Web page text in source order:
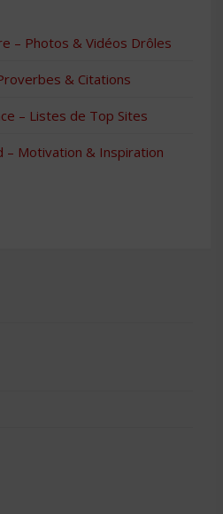
– Photos & Vidéos Drôles
& Citations
– Listes de Top Sites
– Motivation & Inspiration